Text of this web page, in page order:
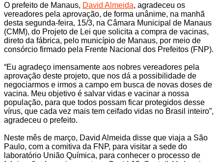
O prefeito de Manaus, David Almeida, agradeceu os
vereadores pela aprovação, de forma unânime, na manhã
desta segunda-feira, 15/3, na Câmara Municipal de Manaus
(CMM), do Projeto de Lei que solicita a compra de vacinas,
direto da fábrica, pelo município de Manaus, por meio de
consórcio firmado pela Frente Nacional dos Prefeitos (FNP).
“Eu agradeço imensamente aos nobres vereadores pela
aprovação deste projeto, que nos dá a possibilidade de
negociarmos e irmos a campo em busca de novas doses de
vacina. Meu objetivo é salvar vidas e vacinar a nossa
população, para que todos possam ficar protegidos desse
vírus, que cada vez mais tem ceifado vidas no Brasil inteiro”,
agradeceu o prefeito.
Neste mês de março, David Almeida disse que viaja a São
Paulo, com a comitiva da FNP, para visitar a sede do
laboratório União Química, para conhecer o processo de